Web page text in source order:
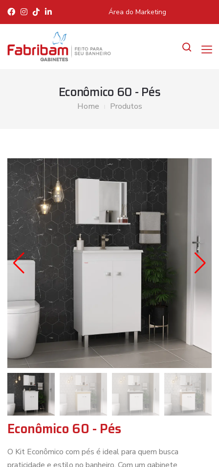
Área do Marketing
Econômico 60 - Pés
Home Produtos
Econômico 60 - Pés
O Kit Econômico com pés é ideal para quem busca